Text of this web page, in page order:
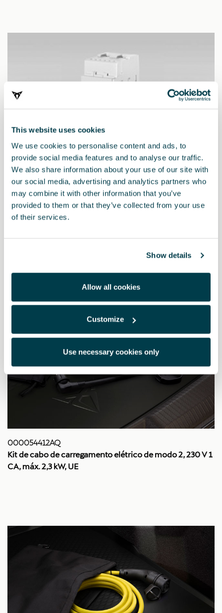
This website uses cookies
We use cookies to personalise content and ads, to
provide social media features and to analyse our traffic.
We also share information about your use of our site with
our social media, advertising and analytics partners who
may combine it with other information that you’ve
provided to them or that they’ve collected from your use
of their services.
Show details
Allow all cookies
Customize
Use necessary cookies only
000063701A
Regulador de potência de uma fase
000054412AQ
Kit de cabo de carregamento elétrico de modo 2, 230 V 1
CA, máx. 2,3 kW, UE